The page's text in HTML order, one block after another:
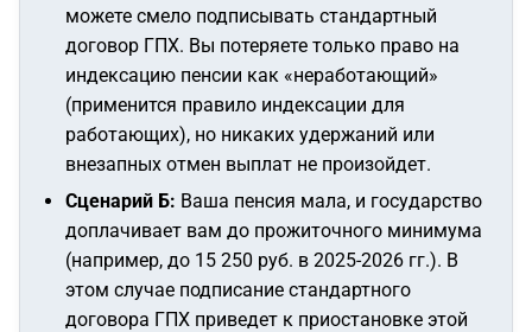
можете смело подписывать стандартный
договор ГПХ. Вы потеряете только право на
индексацию пенсии как «неработающий»
(применится правило индексации для
работающих), но никаких удержаний или
внезапных отмен выплат не произойдет.
Сценарий Б: Ваша пенсия мала, и государство
доплачивает вам до прожиточного минимума
(например, до 15 250 руб. в 2025-2026 гг.). В
этом случае подписание стандартного
договора ГПХ приведет к приостановке этой